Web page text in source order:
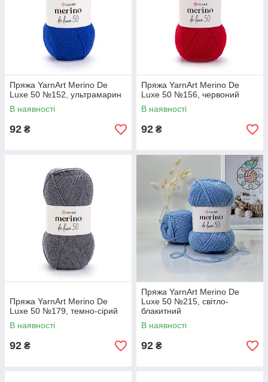
Пряжа YarnArt Merino De
Luxe 50 №152, ультрамарин
В наявності
92 ₴
Пряжа YarnArt Merino De
Luxe 50 №156, червоний
В наявності
92 ₴
Пряжа YarnArt Merino De
Luxe 50 №179, темно-сірий
В наявності
92 ₴
Пряжа YarnArt Merino De
Luxe 50 №215, світло-
блакитний
В наявності
92 ₴